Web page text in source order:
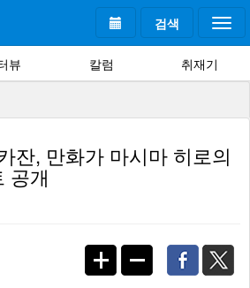
검색
뷰 칼럼 취재기
잔, 만화가 마시마 히로의
공개